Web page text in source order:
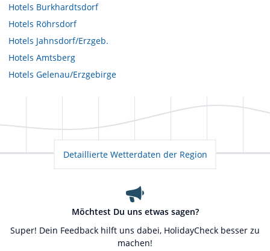
Hotels Burkhardtsdorf
Hotels Röhrsdorf
Hotels Jahnsdorf/Erzgeb.
Hotels Amtsberg
Hotels Gelenau/Erzgebirge
Detaillierte Wetterdaten der Region
Möchtest Du uns etwas sagen?
Super! Dein Feedback hilft uns dabei, HolidayCheck besser zu
machen!